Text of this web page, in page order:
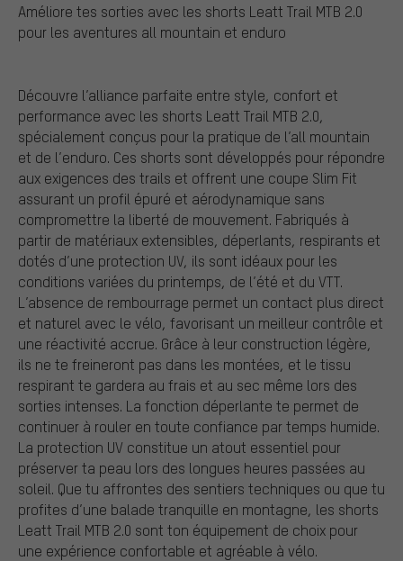
Améliore tes sorties avec les shorts Leatt Trail MTB 2.0
pour les aventures all mountain et enduro
Découvre l’alliance parfaite entre style, confort et
performance avec les shorts Leatt Trail MTB 2.0,
spécialement conçus pour la pratique de l’all mountain
et de l’enduro. Ces shorts sont développés pour répondre
aux exigences des trails et offrent une coupe Slim Fit
assurant un profil épuré et aérodynamique sans
compromettre la liberté de mouvement. Fabriqués à
partir de matériaux extensibles, déperlants, respirants et
dotés d’une protection UV, ils sont idéaux pour les
conditions variées du printemps, de l’été et du VTT.
L’absence de rembourrage permet un contact plus direct
et naturel avec le vélo, favorisant un meilleur contrôle et
une réactivité accrue. Grâce à leur construction légère,
ils ne te freineront pas dans les montées, et le tissu
respirant te gardera au frais et au sec même lors des
sorties intenses. La fonction déperlante te permet de
continuer à rouler en toute confiance par temps humide.
La protection UV constitue un atout essentiel pour
préserver ta peau lors des longues heures passées au
soleil. Que tu affrontes des sentiers techniques ou que tu
profites d’une balade tranquille en montagne, les shorts
Leatt Trail MTB 2.0 sont ton équipement de choix pour
une expérience confortable et agréable à vélo.